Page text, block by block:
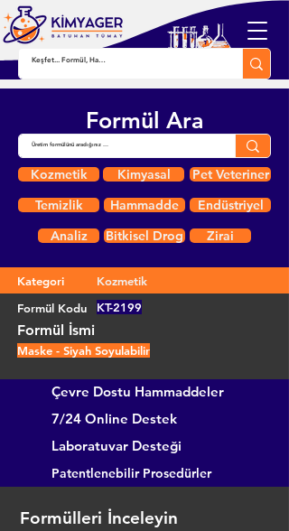
Formül Ara
Kozmetik Kimyasal
Pet Veteriner
Temizlik
Hammadde
Endüstriyel
Analiz
Bitkisel Drog Zirai
Kategori
Kozmetik
Formül Kodu
KT-2199
Formül İsmi
Maske - Siyah Soyulabilir
Çevre Dostu Hammaddeler
7/24 Online Destek
Laboratuvar Desteği
Patentlenebilir Prosedürler
Formülleri İnceleyin